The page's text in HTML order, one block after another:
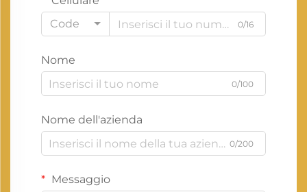
Code
0/16
Nome
0/100
Nome dell'azienda
0/200
Messaggio